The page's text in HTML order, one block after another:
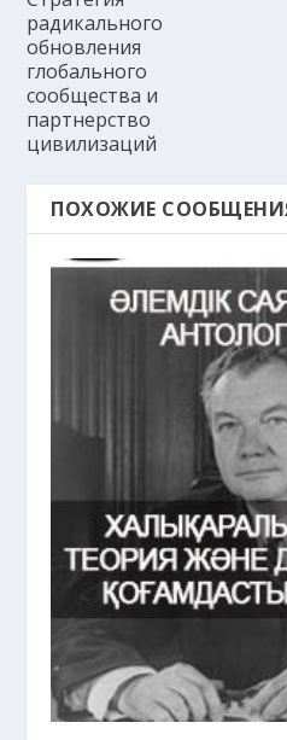
радикального
обновления
глобального
сообщества и
партнерство
цивилизаций
ПОХОЖИЕ